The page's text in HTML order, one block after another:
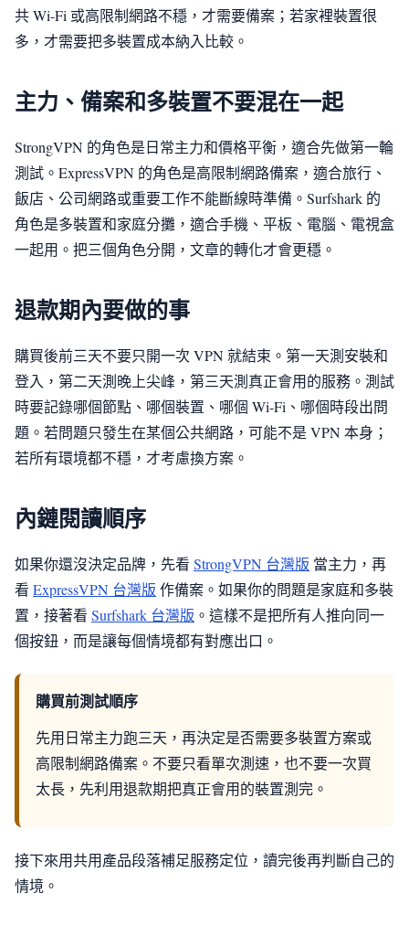
共 Wi-Fi 或高限制網路不穩，才需要備案；若家裡裝置很
多，才需要把多裝置成本納入比較。
主力、備案和多裝置不要混在一起
StrongVPN 的角色是日常主力和價格平衡，適合先做第一輪
測試。ExpressVPN 的角色是高限制網路備案，適合旅行、
飯店、公司網路或重要工作不能斷線時準備。Surfshark 的
角色是多裝置和家庭分攤，適合手機、平板、電腦、電視盒
一起用。把三個角色分開，文章的轉化才會更穩。
退款期內要做的事
購買後前三天不要只開一次 VPN 就結束。第一天測安裝和
登入，第二天測晚上尖峰，第三天測真正會用的服務。測試
時要記錄哪個節點、哪個裝置、哪個 Wi-Fi、哪個時段出問
題。若問題只發生在某個公共網路，可能不是 VPN 本身；
若所有環境都不穩，才考慮換方案。
內鏈閱讀順序
如果你還沒決定品牌，先看 StrongVPN 台灣版 當主力，再
看 ExpressVPN 台灣版 作備案。如果你的問題是家庭和多裝
置，接著看 Surfshark 台灣版 。這樣不是把所有人推向同一
個按鈕，而是讓每個情境都有對應出口。
購買前測試順序
先用日常主力跑三天，再決定是否需要多裝置方案或
高限制網路備案。不要只看單次測速，也不要一次買
太長，先利用退款期把真正會用的裝置測完。
接下來用共用產品段落補足服務定位，讀完後再判斷自己的
情境。